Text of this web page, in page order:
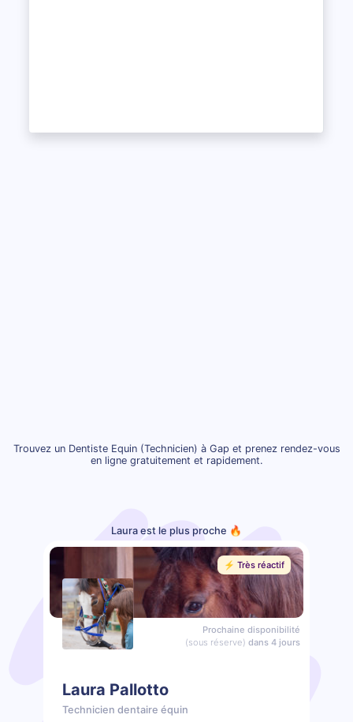
Trouvez un Dentiste Equin (Technicien) à Gap et prenez rendez-vous
en ligne gratuitement et rapidement.
Laura est le plus proche 🔥
⚡️ Très réactif
Prochaine disponibilité
(sous réserve) dans 4 jours
Laura Pallotto
Technicien dentaire équin